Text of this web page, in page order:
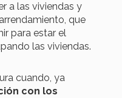
a las viviendas y
que
para estar el
las viviendas.
cuando, ya
con los